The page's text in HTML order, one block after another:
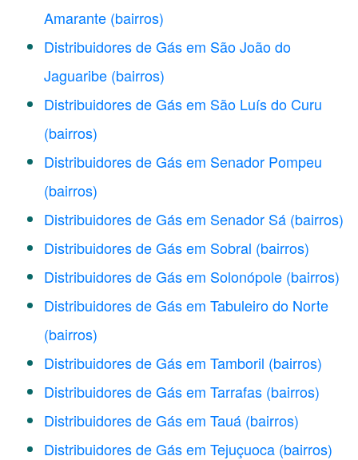
Amarante (bairros)
Distribuidores de Gás em São João do
Jaguaribe (bairros)
Distribuidores de Gás em São Luís do Curu
(bairros)
Distribuidores de Gás em Senador Pompeu
(bairros)
Distribuidores de Gás em Senador Sá (bairros)
Distribuidores de Gás em Sobral (bairros)
Distribuidores de Gás em Solonópole (bairros)
Distribuidores de Gás em Tabuleiro do Norte
(bairros)
Distribuidores de Gás em Tamboril (bairros)
Distribuidores de Gás em Tarrafas (bairros)
Distribuidores de Gás em Tauá (bairros)
Distribuidores de Gás em Tejuçuoca (bairros)